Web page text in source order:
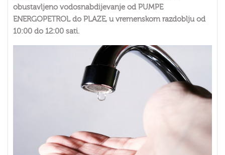
obustavljeno vodosnabdijevanje od PUMPE
ENERGOPETROL do PLAZE, u vremenskom razdoblju od
10:00 do 12:00 sati.